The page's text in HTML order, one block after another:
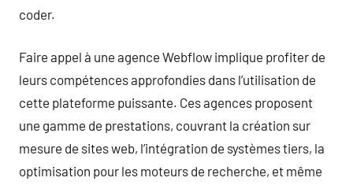
coder.
Faire appel à une agence Webflow implique profiter de
leurs compétences approfondies dans l’utilisation de
cette plateforme puissante. Ces agences proposent
une gamme de prestations, couvrant la création sur
mesure de sites web, l’intégration de systèmes tiers, la
optimisation pour les moteurs de recherche, et même